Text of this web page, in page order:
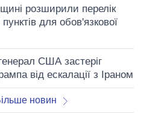
розширили перелік
для обов'язкової
США застеріг
від ескалації з Іраном
новин